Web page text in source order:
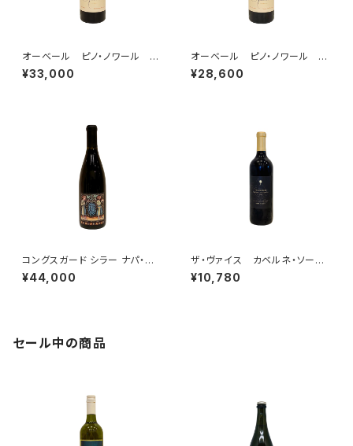
オーベール ピノ・ノワール U
VーSL・ヴィンヤード ソノマ・コ
ースト 2023
¥33,000
オーベール ピノ・ノワール U
V・ヴィンヤード ソノマ・コース
ト 2023
¥28,600
コングスガード シラー ナパ・ヴ
ァレー 2023
¥44,000
ザ・ヴァイス カベルネ・ソーヴ
ィニヨン オーク・ノール・ディス
トリクト Batch #205 “ザ・ホ
¥10,780
セール中の商品